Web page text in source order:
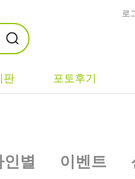
로
판 포토후기
인별 이벤트